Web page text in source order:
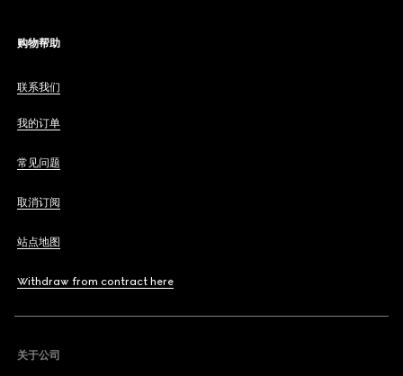
购物帮助
联系我们
我的订单
常见问题
取消订阅
站点地图
Withdraw from contract here
关于公司